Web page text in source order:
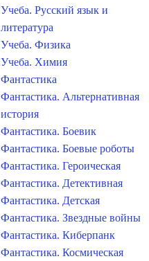
Учеба. Русский язык и
литература
Учеба. Физика
Учеба. Химия
Фантастика
Фантастика. Альтернативная
история
Фантастика. Боевик
Фантастика. Боевые роботы
Фантастика. Героическая
Фантастика. Детективная
Фантастика. Детская
Фантастика. Звездные войны
Фантастика. Киберпанк
Фантастика. Космическая